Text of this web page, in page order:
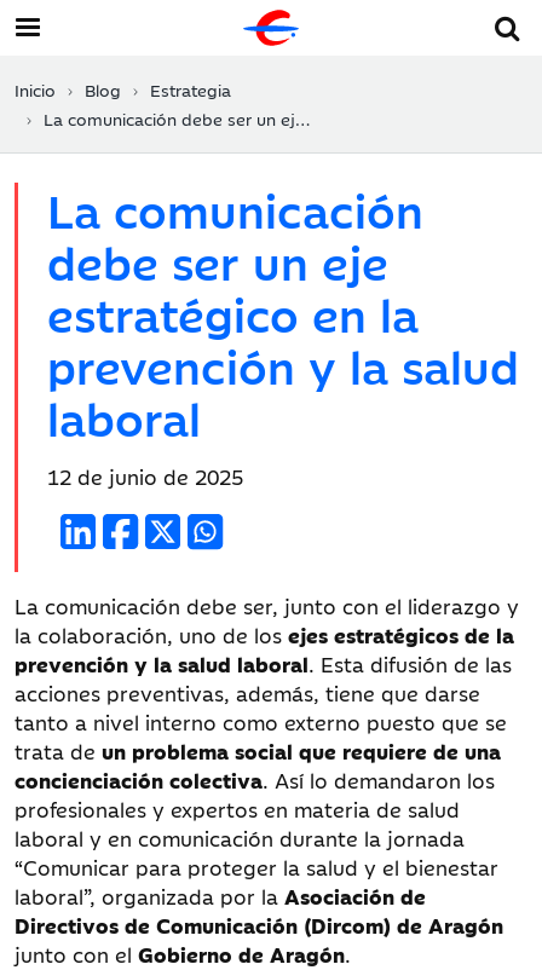
Inicio Blog
Estrategia
La comunicación debe ser un eje estratégico en la prevención y la salud laboral
La comunicación
debe ser un eje
estratégico en la
prevención y la salud
laboral
Fecha
publicación:
12 de junio de 2025
La comunicación debe ser, junto con el liderazgo y
la colaboración, uno de los ejes estratégicos de la
prevención y la salud laboral. Esta difusión de las
acciones preventivas, además, tiene que darse
tanto a nivel interno como externo puesto que se
trata de un problema social que requiere de una
concienciación colectiva. Así lo demandaron los
profesionales y expertos en materia de salud
laboral y en comunicación durante la jornada
“Comunicar para proteger la salud y el bienestar
laboral”, organizada por la Asociación de
Directivos de Comunicación (Dircom) de Aragón
junto con el Gobierno de Aragón.